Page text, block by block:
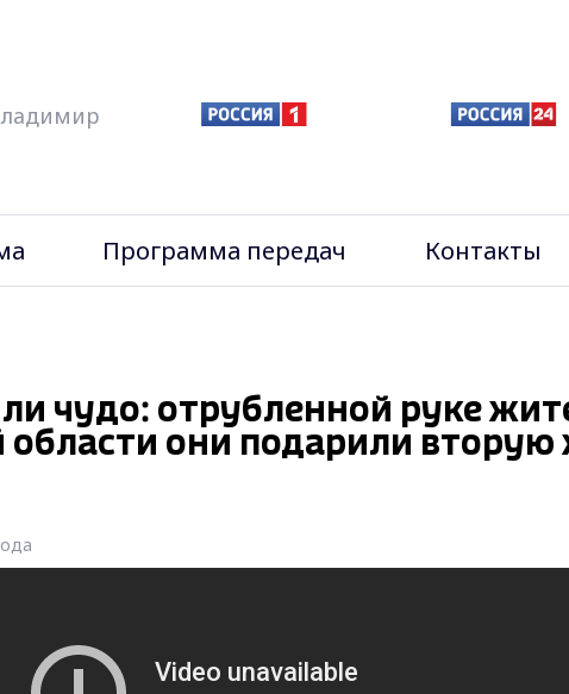
Программа передач Контакты
чудо: отрубленной руке
области они подарили вторую